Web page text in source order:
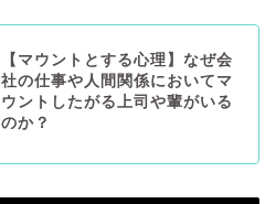
【マウントとする心理】なぜ会
社の仕事や人間関係においてマ
ウントしたがる上司や輩がいる
のか？